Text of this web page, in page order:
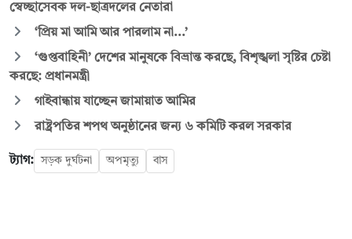
স্বেচ্ছাসেবক দল-ছাত্রদলের নেতারা
‘প্রিয় মা আমি আর পারলাম না...’
‘গুপ্তবাহিনী’ দেশের মানুষকে বিভ্রান্ত করছে, বিশৃঙ্খলা সৃষ্টির চেষ্টা
করছে: প্রধানমন্ত্রী
গাইবান্ধায় যাচ্ছেন জামায়াত আমির
রাষ্ট্রপতির শপথ অনুষ্ঠানের জন্য ৬ কমিটি করল সরকার
ট্যাগ: সড়ক দুর্ঘটনা অপমৃত্যু বাস